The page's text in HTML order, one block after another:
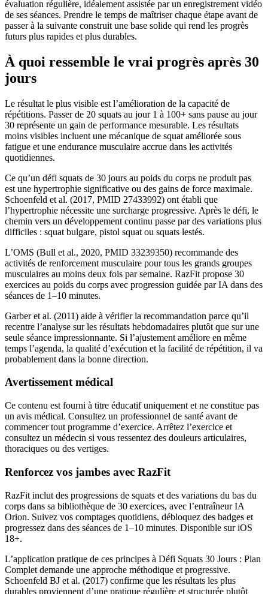
évaluation régulière, idéalement assistée par un enregistrement vidéo
de ses séances. Prendre le temps de maîtriser chaque étape avant de
passer à la suivante construit une base solide qui rend les progrès
futurs plus rapides et plus durables.
À quoi ressemble le vrai progrès après 30
jours
Le résultat le plus visible est l’amélioration de la capacité de
répétitions. Passer de 20 squats au jour 1 à 100+ sans pause au jour
30 représente un gain de performance mesurable. Les résultats
moins visibles incluent une mécanique de squat améliorée sous
fatigue et une endurance musculaire accrue dans les activités
quotidiennes.
Ce qu’un défi squats de 30 jours au poids du corps ne produit pas
est une hypertrophie significative ou des gains de force maximale.
Schoenfeld et al. (2017, PMID 27433992) ont établi que
l’hypertrophie nécessite une surcharge progressive. Après le défi, le
chemin vers un développement continu passe par des variations plus
difficiles : squat bulgare, pistol squat ou squats lestés.
L’OMS (Bull et al., 2020, PMID 33239350) recommande des
activités de renforcement musculaire pour tous les grands groupes
musculaires au moins deux fois par semaine. RazFit propose 30
exercices au poids du corps avec progression guidée par IA dans des
séances de 1–10 minutes.
Garber et al. (2011) aide à vérifier la recommandation parce qu’il
recentre l’analyse sur les résultats hebdomadaires plutôt que sur une
seule séance impressionnante. Si l’ajustement améliore en même
temps l’agenda, la qualité d’exécution et la facilité de répétition, il va
probablement dans la bonne direction.
Avertissement médical
Ce contenu est fourni à titre éducatif uniquement et ne constitue pas
un avis médical. Consultez un professionnel de santé avant de
commencer tout programme d’exercice. Arrêtez l’exercice et
consultez un médecin si vous ressentez des douleurs articulaires,
thoraciques ou des vertiges.
Renforcez vos jambes avec RazFit
RazFit inclut des progressions de squats et des variations du bas du
corps dans sa bibliothèque de 30 exercices, avec l’entraîneur IA
Orion. Suivez vos comptages quotidiens, débloquez des badges et
progressez dans des séances de 1–10 minutes. Disponible sur iOS
18+.
L’application pratique de ces principes à Défi Squats 30 Jours : Plan
Complet demande une approche méthodique et progressive.
Schoenfeld BJ et al. (2017) confirme que les résultats les plus
durables proviennent d’une pratique régulière et structurée plutôt